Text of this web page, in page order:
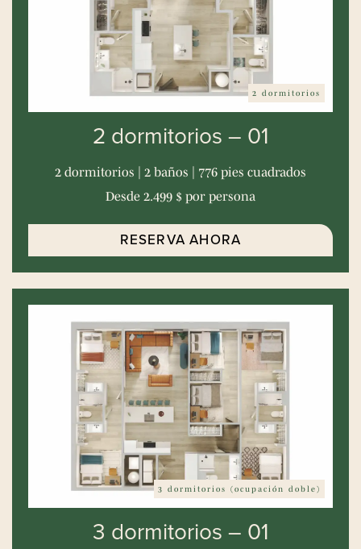
2 dormitorios
2 dormitorios – 01
2 dormitorios | 2 baños | 776 pies cuadrados
Desde 2.499 $ por persona
RESERVA AHORA
3 dormitorios (ocupación doble)
3 dormitorios – 01